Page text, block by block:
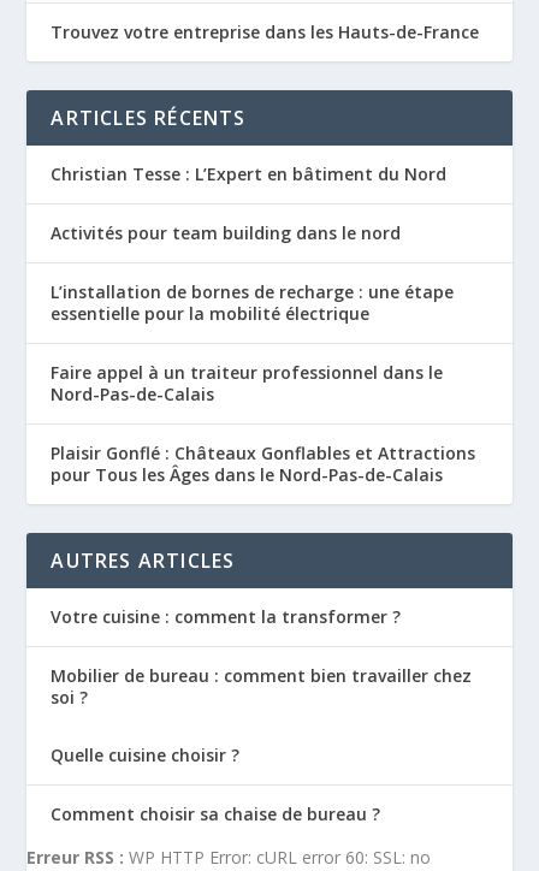
Trouvez votre entreprise dans les Hauts-de-France
ARTICLES RÉCENTS
Christian Tesse : L’Expert en bâtiment du Nord
Activités pour team building dans le nord
L’installation de bornes de recharge : une étape
essentielle pour la mobilité électrique
Faire appel à un traiteur professionnel dans le
Nord-Pas-de-Calais
Plaisir Gonflé : Châteaux Gonflables et Attractions
pour Tous les Âges dans le Nord-Pas-de-Calais
AUTRES ARTICLES
Votre cuisine : comment la transformer ?
Mobilier de bureau : comment bien travailler chez
soi ?
Quelle cuisine choisir ?
Comment choisir sa chaise de bureau ?
Erreur RSS : WP HTTP Error: cURL error 60: SSL: no